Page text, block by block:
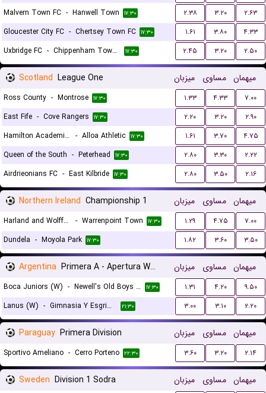
Malvern Town FC - Hanwell Town ۱۷:۳۰ ۲.۳۸ ۳.۲۰
۲.۶۳
Gloucester City FC - Chertsey Town FC ۱۷:۳۰ ۱.۶۱ ۳.۸۰
۴.۳۳
Uxbridge FC - Chippenham Town FC ۱۷:۳۰ ۲.۴۵ ۳.۲۰ ۲.۵۰
Scotland League One میزبان مساوی میهمان
Ross County - Montrose ۱۷:۳۰ ۱.۳۳ ۴.۳۳
۷.۰۰
East Fife - Cove Rangers ۱۷:۳۰ ۲.۲۰ ۳.۲۰
۲.۹۰
Hamilton Academical FC - Alloa Athletic ۱۷:۳۰ ۱.۶۱ ۳.۷۰
۴.۷۵
Queen of the South - Peterhead ۱۷:۳۰ ۲.۸۰ ۳.۳۰
۲.۲۲
Airdrieonians FC - East Kilbride ۱۷:۳۰ ۲.۸۰ ۳.۵۰ ۲.۱۶
Northern Ireland Championship 1 میزبان مساوی میهمان
Harland and Wolff Welders - Warrenpoint Town ۱۷:۳۰ ۱.۲۹ ۴.۷۵
۷.۰۰
Dundela - Moyola Park ۱۷:۳۰ ۱.۸۲ ۳.۶۰ ۳.۵۰
Argentina Primera A - Apertura Women میزبان مساوی میهمان
Boca Juniors (W) - Newell's Old Boys (W) ۱۷:۳۰ ۱.۳۱ ۴.۲۰
۹.۵۰
Lanus (W) - Gimnasia Y Esgrima La Plata (W) ۲۱:۳۰ ۳.۰۰ ۳.۱۰ ۲.۲۰
Paraguay Primera Division میزبان مساوی میهمان
Sportivo Ameliano - Cerro Porteno ۲۲:۳۰ ۳.۶۰ ۳.۲۰ ۲.۱۴
Sweden Division 1 Sodra میزبان مساوی میهمان